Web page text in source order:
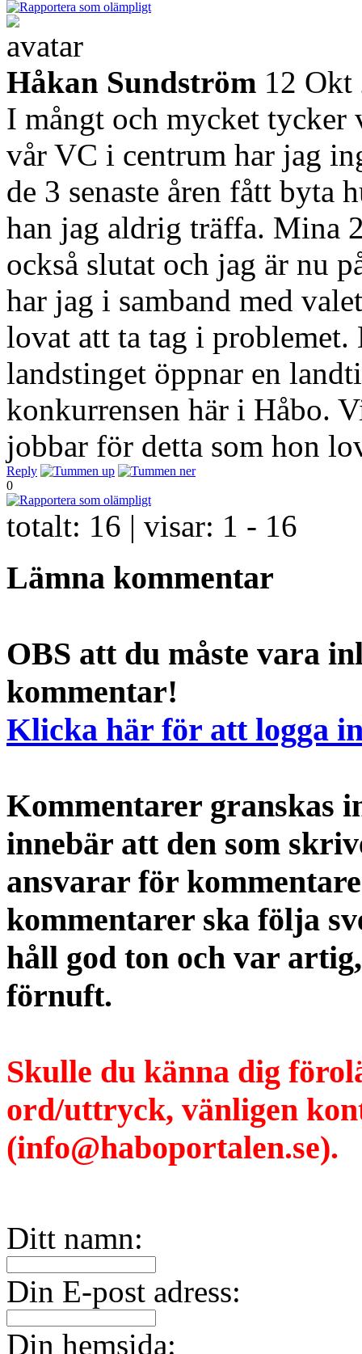
Håkan Sundström 12 Okt
I mångt och mycket tycker
vår VC i centrum har jag
de 3 senaste åren fått byta
han jag aldrig träffa. Mina
också slutat och jag är nu
har jag i samband med
lovat att ta tag i
landstinget öppnar en
konkurrensen här i Håbo.
jobbar för detta som hon
Reply
0
totalt: 16 | visar: 1 - 16
Lämna kommentar
OBS att du måste vara
kommentar!
Klicka här för att logga
Kommentarer granskas
innebär att den som
ansvarar för
kommentarer ska följa
håll god ton och var
förnuft.
Skulle du känna dig
ord/uttryck, vänligen
(info@haboportalen.se).
Ditt namn:
Din E-post adress:
Din hemsida: